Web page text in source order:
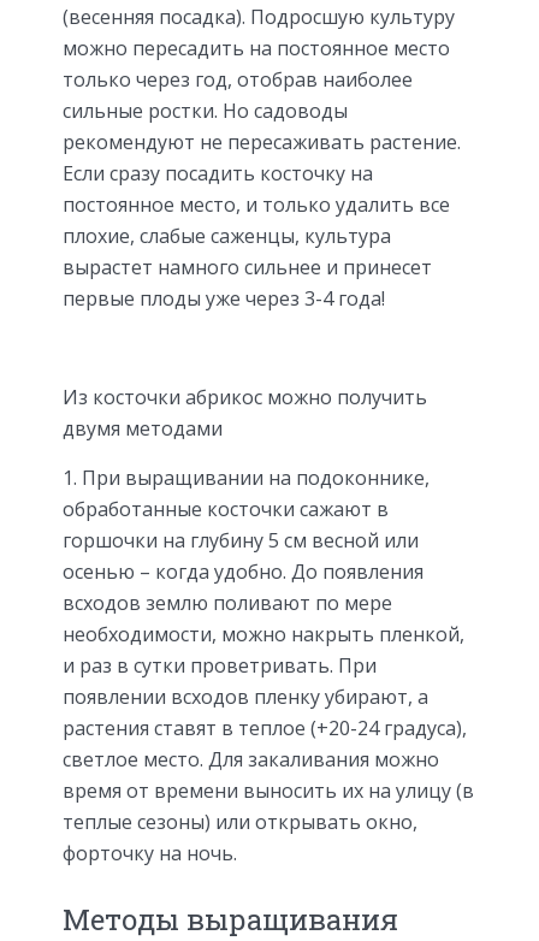
(весенняя посадка). Подросшую культуру
можно пересадить на постоянное место
только через год, отобрав наиболее
сильные ростки. Но садоводы
рекомендуют не пересаживать растение.
Если сразу посадить косточку на
постоянное место, и только удалить все
плохие, слабые саженцы, культура
вырастет намного сильнее и принесет
первые плоды уже через 3-4 года!
Из косточки абрикос можно получить
двумя методами
При выращивании на подоконнике,
обработанные косточки сажают в
горшочки на глубину 5 см весной или
осенью – когда удобно. До появления
всходов землю поливают по мере
необходимости, можно накрыть пленкой,
и раз в сутки проветривать. При
появлении всходов пленку убирают, а
растения ставят в теплое (+20-24 градуса),
светлое место. Для закаливания можно
время от времени выносить их на улицу (в
теплые сезоны) или открывать окно,
форточку на ночь.
Методы выращивания